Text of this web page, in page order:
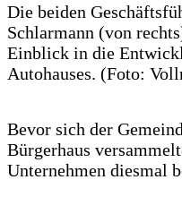
Die beiden
Schlarmann (von
Einblick in die
Autohauses. (Foto:
Bevor sich der
Bürgerhaus
Unternehmen diesmal